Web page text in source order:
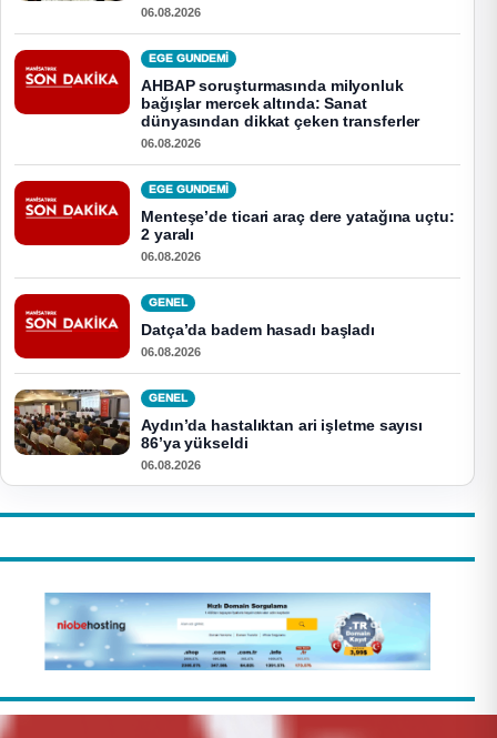
06.08.2026
EGE GUNDEMİ
AHBAP soruşturmasında milyonluk
bağışlar mercek altında: Sanat
dünyasından dikkat çeken transferler
06.08.2026
EGE GUNDEMİ
Menteşe’de ticari araç dere yatağına uçtu:
2 yaralı
06.08.2026
GENEL
Datça’da badem hasadı başladı
06.08.2026
GENEL
Aydın’da hastalıktan ari işletme sayısı
86’ya yükseldi
06.08.2026